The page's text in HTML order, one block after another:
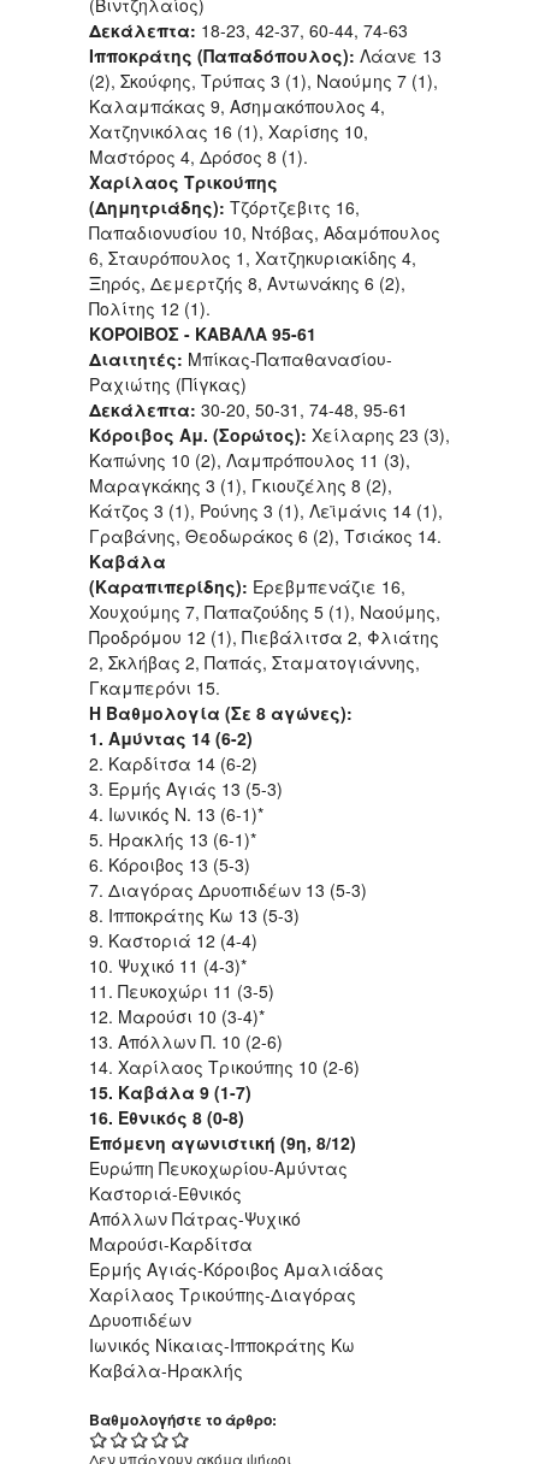
Δεκάλεπτα: 18-23, 42-37, 60-44, 74-63
Ιπποκράτης (Παπαδόπουλος): Λάανε 13
(2), Σκούφης, Τρύπας 3 (1), Ναούμης 7 (1),
Καλαμπάκας 9, Ασημακόπουλος 4,
Χατζηνικόλας 16 (1), Χαρίσης 10,
Μαστόρος 4, Δρόσος 8 (1).
Χαρίλαος Τρικούπης
(Δημητριάδης): Τζόρτζεβιτς 16,
Παπαδιονυσίου 10, Ντόβας, Αδαμόπουλος
6, Σταυρόπουλος 1, Χατζηκυριακίδης 4,
Ξηρός, Δεμερτζής 8, Αντωνάκης 6 (2),
Πολίτης 12 (1).
ΚΟΡΟΙΒΟΣ - ΚΑΒΑΛΑ 95-61
Διαιτητές: Μπίκας-Παπαθανασίου-
Ραχιώτης (Πίγκας)
Δεκάλεπτα: 30-20, 50-31, 74-48, 95-61
Κόροιβος Αμ. (Σορώτος): Χείλαρης 23 (3),
Καπώνης 10 (2), Λαμπρόπουλος 11 (3),
Μαραγκάκης 3 (1), Γκιουζέλης 8 (2),
Κάτζος 3 (1), Ρούνης 3 (1), Λεϊμάνις 14 (1),
Γραβάνης, Θεοδωράκος 6 (2), Τσιάκος 14.
Καβάλα
(Καραπιπερίδης): Ερεβμπενάζιε 16,
Χουχούμης 7, Παπαζούδης 5 (1), Ναούμης,
Προδρόμου 12 (1), Πιεβάλιτσα 2, Φλιάτης
2, Σκλήβας 2, Παπάς, Σταματογιάννης,
Γκαμπερόνι 15.
Η Βαθμολογία (Σε 8 αγώνες):
1. Αμύντας 14 (6-2)
2. Καρδίτσα 14 (6-2)
3. Ερμής Αγιάς 13 (5-3)
4. Ιωνικός Ν. 13 (6-1)*
5. Ηρακλής 13 (6-1)*
6. Κόροιβος 13 (5-3)
7. Διαγόρας Δρυοπιδέων 13 (5-3)
8. Ιπποκράτης Κω 13 (5-3)
9. Καστοριά 12 (4-4)
10. Ψυχικό 11 (4-3)*
11. Πευκοχώρι 11 (3-5)
12. Μαρούσι 10 (3-4)*
13. Απόλλων Π. 10 (2-6)
14. Χαρίλαος Τρικούπης 10 (2-6)
15. Καβάλα 9 (1-7)
16. Εθνικός 8 (0-8)
Επόμενη αγωνιστική (9η, 8/12)
Ευρώπη Πευκοχωρίου-Αμύντας
Καστοριά-Εθνικός
Απόλλων Πάτρας-Ψυχικό
Μαρούσι-Καρδίτσα
Ερμής Αγιάς-Κόροιβος Αμαλιάδας
Χαρίλαος Τρικούπης-Διαγόρας
Δρυοπιδέων
Ιωνικός Νίκαιας-Ιπποκράτης Κω
Καβάλα-Ηρακλής
Βαθμολογήστε το άρθρο:
Δεν υπάρχουν ακόμα ψήφοι